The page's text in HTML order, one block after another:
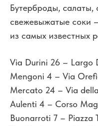
Бутерброды, салаты,
свежевыжатые соки
из самых известных
Via Durini 26 – Largo
Mengoni 4 – Via
Mercato 24 – Via
Aulenti 4 – Corso
Buonarroti 7 – Piazza